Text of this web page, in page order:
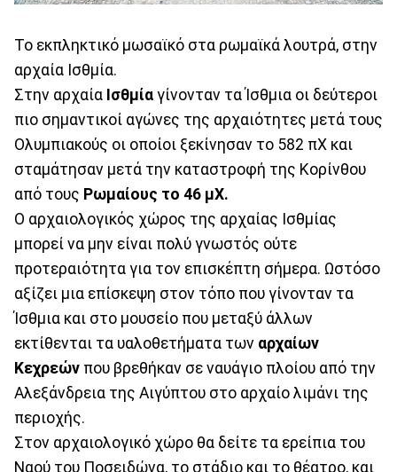
Το εκπληκτικό μωσαϊκό στα ρωμαϊκά λουτρά, στην
αρχαία Ισθμία.
Στην αρχαία Ισθμία γίνονταν τα Ίσθμια οι δεύτεροι
πιο σημαντικοί αγώνες της αρχαιότητες μετά τους
Ολυμπιακούς οι οποίοι ξεκίνησαν το 582 πΧ και
σταμάτησαν μετά την καταστροφή της Κορίνθου
από τους Ρωμαίους το 46 μΧ.
Ο αρχαιολογικός χώρος της αρχαίας Ισθμίας
μπορεί να μην είναι πολύ γνωστός ούτε
προτεραιότητα για τον επισκέπτη σήμερα. Ωστόσο
αξίζει μια επίσκεψη στον τόπο που γίνονταν τα
Ίσθμια και στο μουσείο που μεταξύ άλλων
εκτίθενται τα υαλοθετήματα των αρχαίων
Κεχρεών που βρεθήκαν σε ναυάγιο πλοίου από την
Αλεξάνδρεια της Αιγύπτου στο αρχαίο λιμάνι της
περιοχής.
Στον αρχαιολογικό χώρο θα δείτε τα ερείπια του
Ναού του Ποσειδώνα, το στάδιο και το θέατρο, και